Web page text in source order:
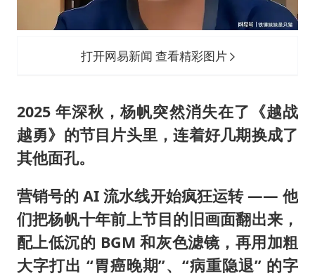
打开网易新闻 查看精彩图片
2025 年深秋，杨帆突然消失在了《越战
越勇》的节目片头里，连着好几期换成了
其他面孔。
营销号的 AI 流水线开始疯狂运转 —— 他
们把杨帆十年前上节目的旧画面翻出来，
配上低沉的 BGM 和灰色滤镜，再用加粗
大字打出 “胃癌晚期”、“病重隐退” 的字